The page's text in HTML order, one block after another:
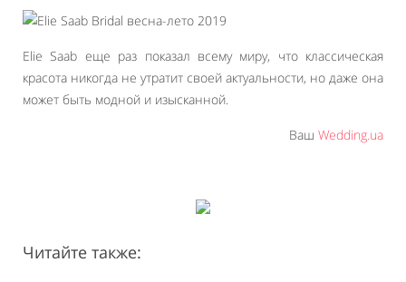
Elie Saab еще раз показал всему миру, что классическая
красота никогда не утратит своей актуальности, но даже она
может быть модной и изысканной.
Ваш Wedding.ua
Читайте также: